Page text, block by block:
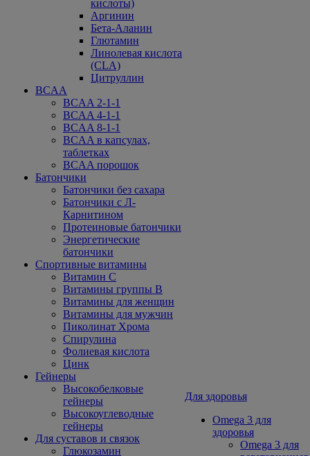
кислоты)
Аргинин
Бета-Аланин
Глютамин
Линолевая кислота
(CLA)
Цитруллин
BCAA
BCAA 2-1-1
BCAA 4-1-1
BCAA 8-1-1
BCAA в капсулах,
таблетках
BCAA порошок
Батончики
Батончики без сахара
Батончики с Л-
Карнитином
Протеиновые батончики
Энергетические
батончики
Спортивные витамины
Витамин С
Витамины группы В
Витамины для женщин
Витамины для мужчин
Пиколинат Хрома
Спирулина
Фолиевая кислота
Цинк
Гейнеры
Высокобелковые
гейнеры
Высокоуглеводные
гейнеры
Для суставов и связок
Глюкозамин
Для здоровья
Omega 3 для
здоровья
Omega 3 для